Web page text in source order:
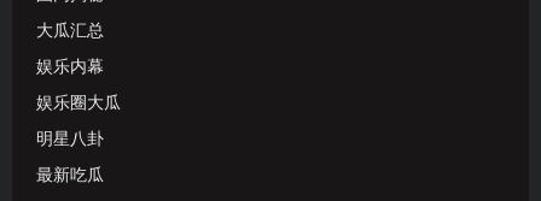
大瓜汇总
娱乐内幕
娱乐圈大瓜
明星八卦
最新吃瓜